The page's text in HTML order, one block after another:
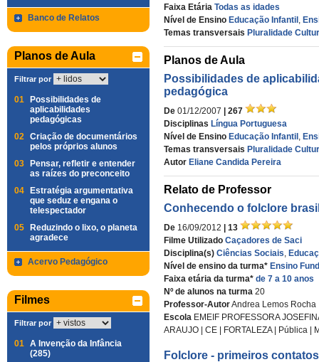
Banco de Relatos
Planos de Aula
Filtrar por
01
Possibilidades de
aplicabilidades
pedagógicas
02 Criação de documentários
pelos próprios alunos
03
Pensar, refletir e entender
as raízes do preconceito
04
Estratégia argumentativa
que seduz e engana o
telespectador
05
Reduzindo o lixo, o planeta
agradece
Acervo Pedagógico
Filmes
Filtrar por
01 A Invenção da Infância
(285)
Faixa Etária Todas as idades
Nível de Ensino Educação Infantil ,
Temas transversais Pluralidade
Planos de Aula
Possibilidades de
pedagógica
De 01/12/2007
| 267
Disciplinas Língua Portuguesa
Nível de Ensino Educação Infantil ,
Temas transversais Pluralidade
Autor Eliane Candida Pereira
Relato de Professor
Conhecendo o folclore
De 16/09/2012
| 13
Filme Utilizado Caçadores de Saci
Disciplina(s) Ciências Sociais,
Nível de ensino da turma* Ensino
Faixa etária da turma* de 7 a 10 anos
Nº de alunos na turma 20
Professor-AutorAndrea Lemos Rocha
Escola EMEIF PROFESSORA
ARAUJO | CE | FORTALEZA | Pública |
Folclore - primeiros contatos